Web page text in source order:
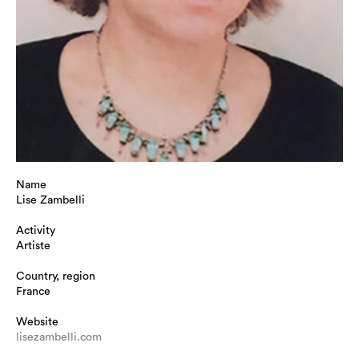
Name
Lise Zambelli
Activity
Artiste
Country, region
France
Website
lisezambelli.com